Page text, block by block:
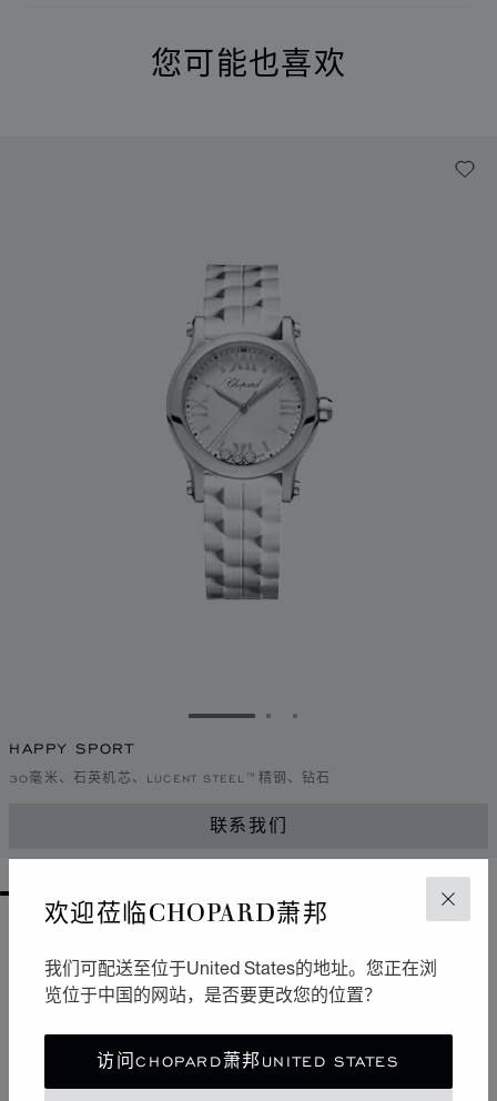
关闭
欢迎莅临CHOPARD萧邦
我们可配送至位于United States的地址。您正在浏
览位于中国的网站，是否要更改您的位置？
访问CHOPARD萧邦UNITED STATES
您可能也喜欢
转到幻灯片 1转到幻灯片 2
转到幻灯片 3
HAPPY SPORT
30毫米、石英机芯、LUCENT STEEL™精钢、钻石
联系我们
GO TO SLIDE 1
GO TO SLIDE 2
GO TO SLIDE 3
GO TO SLIDE 4
GO TO SLIDE 5
GO TO SLIDE 6
GO TO SLIDE 7
GO TO SLIDE 8
GO TO SLIDE 9
GO TO SLIDE 10
标志性设计
Happy Sport腕表拥有柔和曲线，堪称制表艺术中的柔美
风格杰作。其标志性的舞动钻石犹如华丽舞台，展现改变
20世纪女性生活的自由奔放潮流。Happy Sport钻石腕表